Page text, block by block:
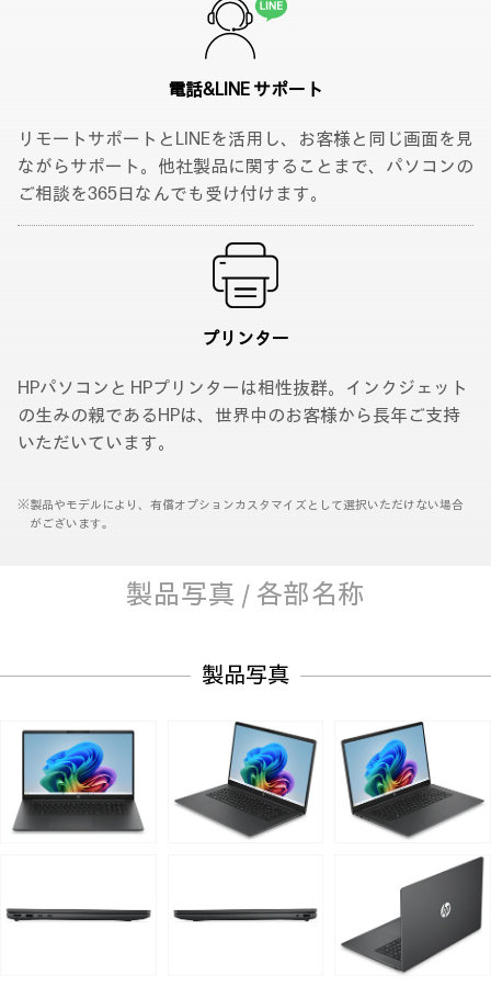
電話&LINE サポート
リモートサポートとLINEを活用し、お客様と同じ画面を見
ながらサポート。他社製品に関することまで、パソコンの
ご相談を365日なんでも受け付けます。
プリンター
HPパソコンと HPプリンターは相性抜群。インクジェット
の生みの親であるHPは、世界中のお客様から長年ご支持
いただいています。
※製品やモデルにより、有償オプションカスタマイズとして選択いただけない場合
がございます。
製品写真 / 各部名称
製品写真